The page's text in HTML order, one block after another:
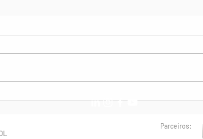
Parceiros: